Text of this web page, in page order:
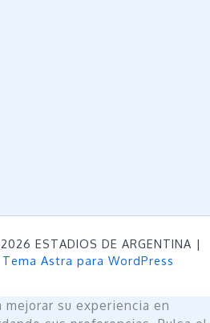
ESTADIOS DE ARGENTINA |
Tema Astra para WordPress
su experiencia en